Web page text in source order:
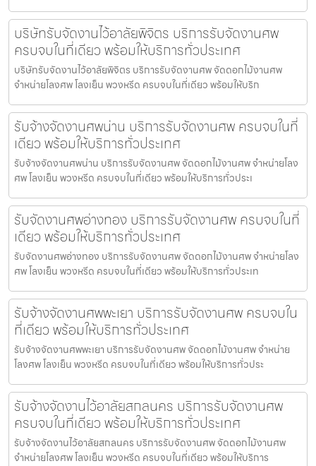
บริษัทรับจัดงานไว้อาลัยพิจิตร บริการรับจัดงานศพ
ครบจบในที่เดียว พร้อมให้บริการทั่วประเทศ
บริษัทรับจัดงานไว้อาลัยพิจิตร บริการรับจัดงานศพ จัดดอกไม้งานศพ
จำหน่ายโลงศพ โลงเย็น พวงหรีด ครบจบในที่เดียว พร้อมให้บริก
รับจ้างจัดงานศพน่าน บริการรับจัดงานศพ ครบจบในที่
เดียว พร้อมให้บริการทั่วประเทศ
รับจ้างจัดงานศพน่าน บริการรับจัดงานศพ จัดดอกไม้งานศพ จำหน่ายโลง
ศพ โลงเย็น พวงหรีด ครบจบในที่เดียว พร้อมให้บริการทั่วประเ
รับจัดงานศพอ่างทอง บริการรับจัดงานศพ ครบจบในที่
เดียว พร้อมให้บริการทั่วประเทศ
รับจัดงานศพอ่างทอง บริการรับจัดงานศพ จัดดอกไม้งานศพ จำหน่ายโลง
ศพ โลงเย็น พวงหรีด ครบจบในที่เดียว พร้อมให้บริการทั่วประเท
รับจ้างจัดงานศพพะเยา บริการรับจัดงานศพ ครบจบใน
ที่เดียว พร้อมให้บริการทั่วประเทศ
รับจ้างจัดงานศพพะเยา บริการรับจัดงานศพ จัดดอกไม้งานศพ จำหน่าย
โลงศพ โลงเย็น พวงหรีด ครบจบในที่เดียว พร้อมให้บริการทั่วประ
รับจ้างจัดงานไว้อาลัยสกลนคร บริการรับจัดงานศพ
ครบจบในที่เดียว พร้อมให้บริการทั่วประเทศ
รับจ้างจัดงานไว้อาลัยสกลนคร บริการรับจัดงานศพ จัดดอกไม้งานศพ
จำหน่ายโลงศพ โลงเย็น พวงหรีด ครบจบในที่เดียว พร้อมให้บริการ